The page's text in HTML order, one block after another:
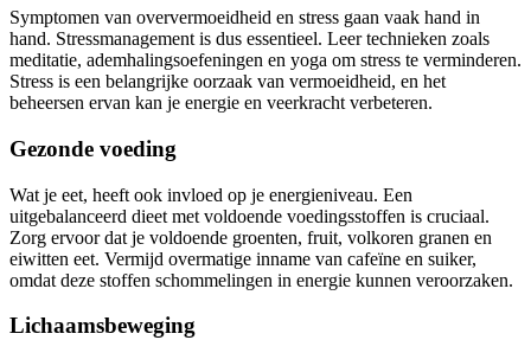
Symptomen van oververmoeidheid en stress gaan vaak hand in
hand. Stressmanagement is dus essentieel. Leer technieken zoals
meditatie, ademhalingsoefeningen en yoga om stress te verminderen.
Stress is een belangrijke oorzaak van vermoeidheid, en het
beheersen ervan kan je energie en veerkracht verbeteren.
Gezonde voeding
Wat je eet, heeft ook invloed op je energieniveau. Een
uitgebalanceerd dieet met voldoende voedingsstoffen is cruciaal.
Zorg ervoor dat je voldoende groenten, fruit, volkoren granen en
eiwitten eet. Vermijd overmatige inname van cafeïne en suiker,
omdat deze stoffen schommelingen in energie kunnen veroorzaken.
Lichaamsbeweging